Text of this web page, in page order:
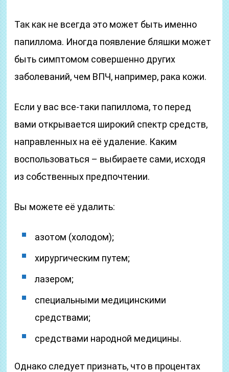
Так как не всегда это может быть именно
папиллома. Иногда появление бляшки может
быть симптомом совершенно других
заболеваний, чем ВПЧ, например, рака кожи.
Если у вас все-таки папиллома, то перед
вами открывается широкий спектр средств,
направленных на её удаление. Каким
воспользоваться – выбираете сами, исходя
из собственных предпочтении.
Вы можете её удалить:
азотом (холодом);
хирургическим путем;
лазером;
специальными медицинскими
средствами;
средствами народной медицины.
Однако следует признать, что в процентах